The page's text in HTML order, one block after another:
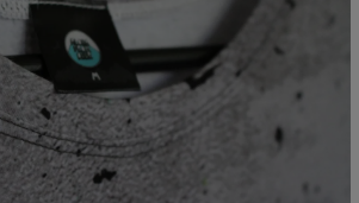
XS S M
67 69